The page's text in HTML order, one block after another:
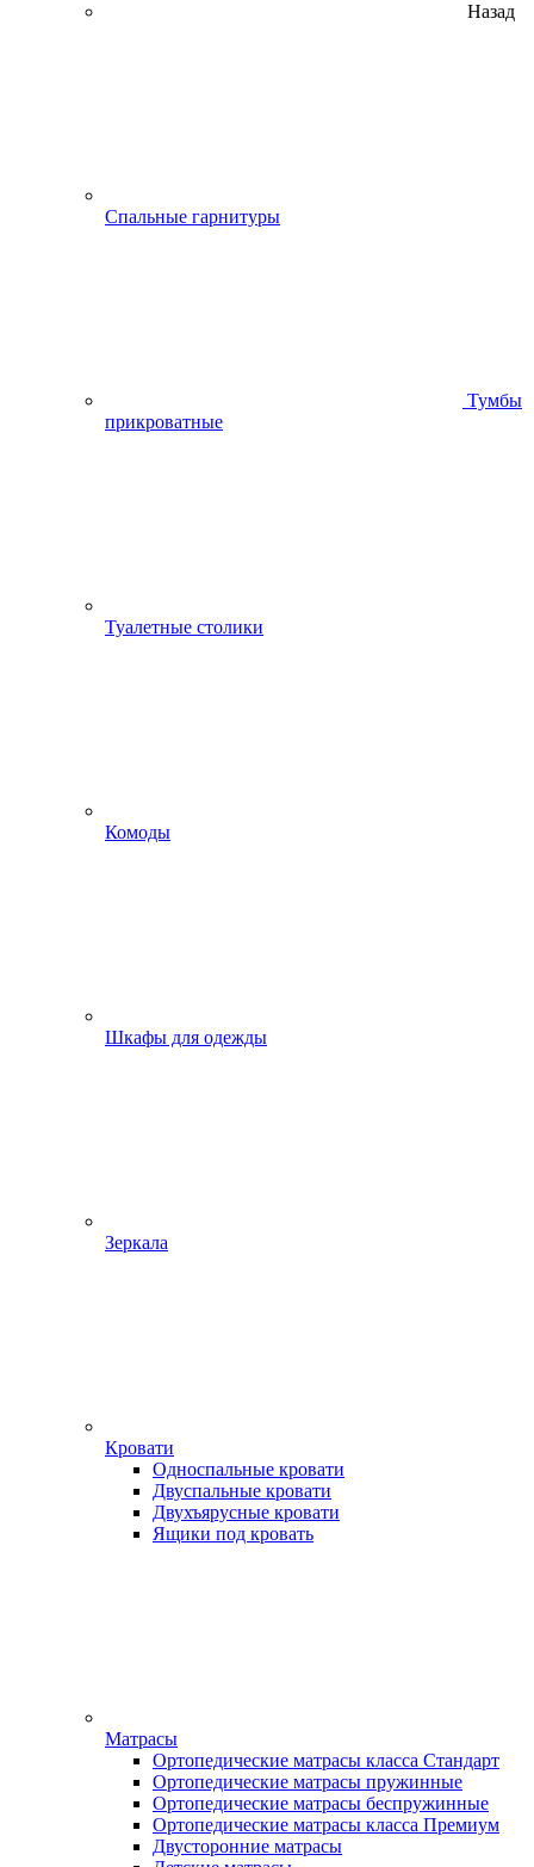
Назад
Спальные гарнитуры
Тумбы
прикроватные
Туалетные столики
Комоды
Шкафы для одежды
Зеркала
Кровати
Односпальные кровати
Двуспальные кровати
Двухъярусные кровати
Ящики под кровать
Матрасы
Ортопедические матрасы класса Стандарт
Ортопедические матрасы пружинные
Ортопедические матрасы беспружинные
Ортопедические матрасы класса Премиум
Двусторонние матрасы